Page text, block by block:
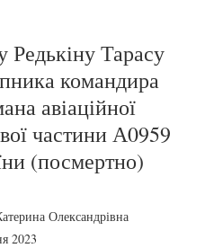
Тарасу
командира
авіаційної
частини А0959
(посмертно)
Олександрівна
2023